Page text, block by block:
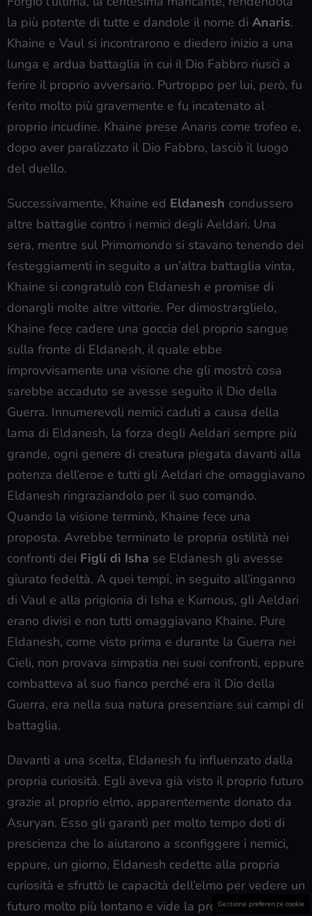
la più potente di tutte e dandole il nome di Anaris.
Khaine e Vaul si incontrarono e diedero inizio a una
lunga e ardua battaglia in cui il Dio Fabbro riuscì a
ferire il proprio avversario. Purtroppo per lui, però, fu
ferito molto più gravemente e fu incatenato al
proprio incudine. Khaine prese Anaris come trofeo e,
dopo aver paralizzato il Dio Fabbro, lasciò il luogo
del duello.
Successivamente, Khaine ed Eldanesh condussero
altre battaglie contro i nemici degli Aeldari. Una
sera, mentre sul Primomondo si stavano tenendo dei
festeggiamenti in seguito a un’altra battaglia vinta,
Khaine si congratulò con Eldanesh e promise di
donargli molte altre vittorie. Per dimostrarglielo,
Khaine fece cadere una goccia del proprio sangue
sulla fronte di Eldanesh, il quale ebbe
improvvisamente una visione che gli mostrò cosa
sarebbe accaduto se avesse seguito il Dio della
Guerra. Innumerevoli nemici caduti a causa della
lama di Eldanesh, la forza degli Aeldari sempre più
grande, ogni genere di creatura piegata davanti alla
potenza dell’eroe e tutti gli Aeldari che omaggiavano
Eldanesh ringraziandolo per il suo comando.
Quando la visione terminò, Khaine fece una
proposta. Avrebbe terminato le propria ostilità nei
confronti dei Figli di Isha se Eldanesh gli avesse
giurato fedeltà. A quei tempi, in seguito all’inganno
di Vaul e alla prigionia di Isha e Kurnous, gli Aeldari
erano divisi e non tutti omaggiavano Khaine. Pure
Eldanesh, come visto prima e durante la Guerra nei
Cieli, non provava simpatia nei suoi confronti, eppure
combatteva al suo fianco perché era il Dio della
Guerra, era nella sua natura presenziare sui campi di
battaglia.
Davanti a una scelta, Eldanesh fu influenzato dalla
propria curiosità. Egli aveva già visto il proprio futuro
grazie al proprio elmo, apparentemente donato da
Asuryan. Esso gli garantì per molto tempo doti di
prescienza che lo aiutarono a sconfiggere i nemici,
eppure, un giorno, Eldanesh cedette alla propria
curiosità e sfruttò le capacità dell’elmo per vedere un
futuro molto più lontano e vide la propria morte per
Gestione preferenze cookie